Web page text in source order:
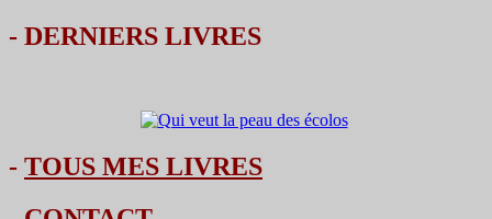
- DERNIERS LIVRES
- TOUS MES LIVRES